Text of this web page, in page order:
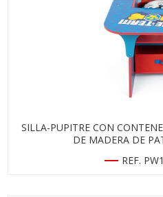
SILLA-PUPITRE CON
DE MADERA DE
REF.